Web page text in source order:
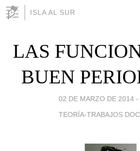
ISLA AL SUR
LAS
BUEN
02 DE MARZO DE 2014 -
TEORÍA-TRABAJOS